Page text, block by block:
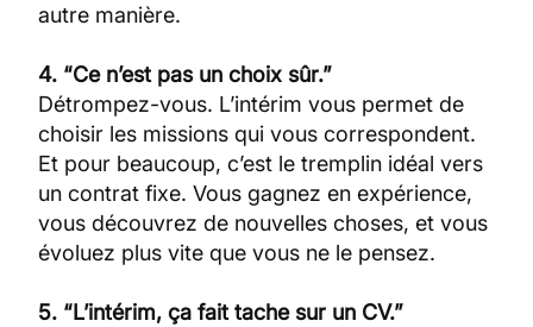
autre manière.
4. “Ce n’est pas un choix sûr.”
Détrompez-vous. L’intérim vous permet de
choisir les missions qui vous correspondent.
Et pour beaucoup, c’est le tremplin idéal vers
un contrat fixe. Vous gagnez en expérience,
vous découvrez de nouvelles choses, et vous
évoluez plus vite que vous ne le pensez.
5. “L’intérim, ça fait tache sur un CV.”